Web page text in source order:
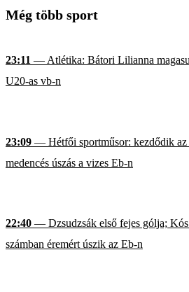
Még több sport
23:11 — Atlétika: Bátori Lilianna
U20-as vb-n
23:09 — Hétfői sportműsor: kezdődik az
medencés úszás a vizes Eb-n
22:40 — Dzsudzsák első fejes gólja;
számban éremért úszik az Eb-n